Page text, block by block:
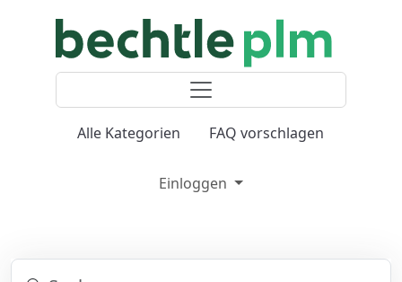
Alle Kategorien FAQ vorschlagen
Einloggen